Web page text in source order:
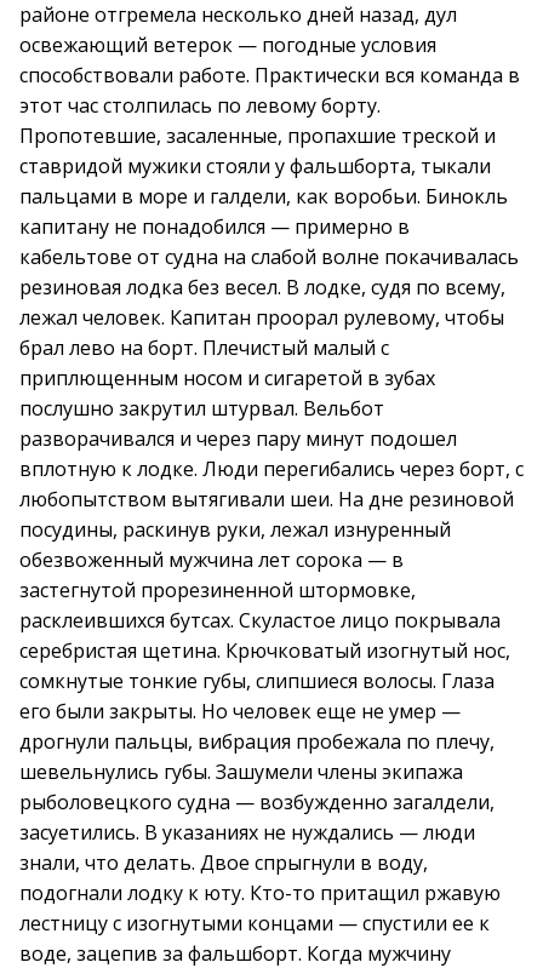
районе отгремела несколько дней назад, дул
освежающий ветерок — погодные условия
способствовали работе. Практически вся команда в
этот час столпилась по левому борту.
Пропотевшие, засаленные, пропахшие треской и
ставридой мужики стояли у фальшборта, тыкали
пальцами в море и галдели, как воробьи. Бинокль
капитану не понадобился — примерно в
кабельтове от судна на слабой волне покачивалась
резиновая лодка без весел. В лодке, судя по всему,
лежал человек. Капитан проорал рулевому, чтобы
брал лево на борт. Плечистый малый с
приплющенным носом и сигаретой в зубах
послушно закрутил штурвал. Вельбот
разворачивался и через пару минут подошел
вплотную к лодке. Люди перегибались через борт, с
любопытством вытягивали шеи. На дне резиновой
посудины, раскинув руки, лежал изнуренный
обезвоженный мужчина лет сорока — в
застегнутой прорезиненной штормовке,
расклеившихся бутсах. Скуластое лицо покрывала
серебристая щетина. Крючковатый изогнутый нос,
сомкнутые тонкие губы, слипшиеся волосы. Глаза
его были закрыты. Но человек еще не умер —
дрогнули пальцы, вибрация пробежала по плечу,
шевельнулись губы. Зашумели члены экипажа
рыболовецкого судна — возбужденно загалдели,
засуетились. В указаниях не нуждались — люди
знали, что делать. Двое спрыгнули в воду,
подогнали лодку к юту. Кто-то притащил ржавую
лестницу с изогнутыми концами — спустили ее к
воде, зацепив за фальшборт. Когда мужчину